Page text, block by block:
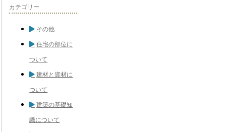
カテゴリー
その他
住宅の部位に
ついて
建材と資材に
ついて
建築の基礎知
識について